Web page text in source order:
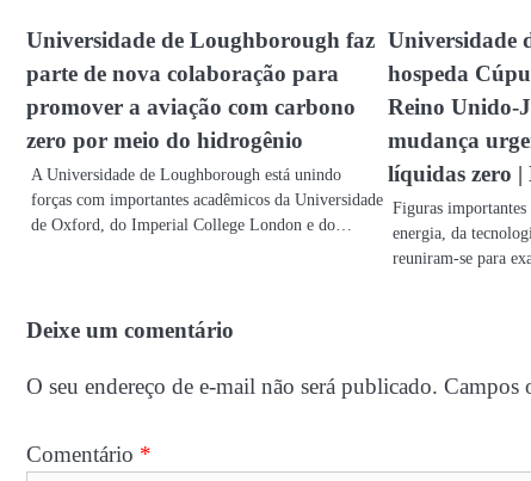
Universidade de Loughborough faz
parte de nova colaboração para
promover a aviação com carbono
zero por meio do hidrogênio
A Universidade de Loughborough está unindo
forças com importantes acadêmicos da Universidade
de Oxford, do Imperial College London e do…
Universidade
hospeda
Reino Unido-
mudança
líquidas zero |
Figuras
energia, da
reuniram-se para
Deixe um comentário
O seu endereço de e-mail não será publicado. Campos
Comentário *